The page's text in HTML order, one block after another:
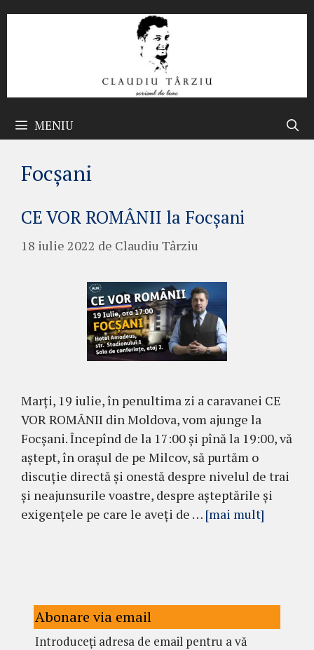
MENIU
Focșani
CE VOR ROMÂNII la Focșani
18 iulie 2022 de Claudiu Târziu
Marți, 19 iulie, în penultima zi a caravanei CE
VOR ROMÂNII din Moldova, vom ajunge la
Focșani. Începînd de la 17:00 și pînă la 19:00, vă
aștept, în orașul de pe Milcov, să purtăm o
discuție directă și onestă despre nivelul de trai
și neajunsurile voastre, despre așteptările și
exigențele pe care le aveți de … [mai mult]
Abonare via email
Introduceți adresa de email pentru a vă